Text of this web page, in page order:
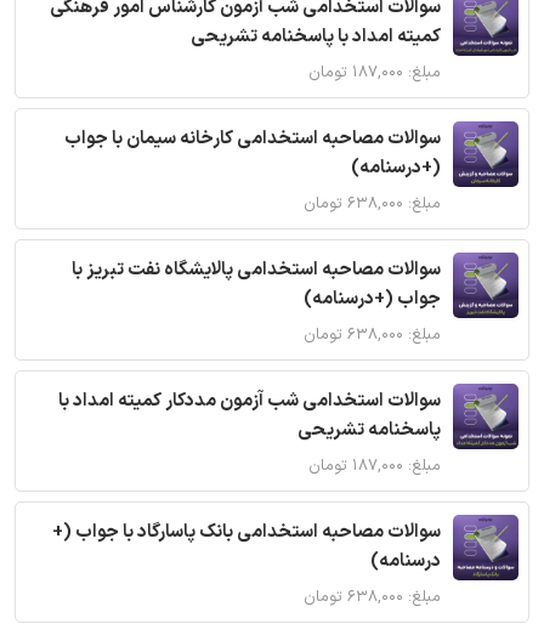
سوالات استخدامی شب آزمون کارشناس امور فرهنگی
کمیته امداد با پاسخنامه تشریحی
مبلغ: ۱۸۷,۰۰۰ تومان
سوالات مصاحبه استخدامی کارخانه سیمان با جواب
(+درسنامه)
مبلغ: ۶۳۸,۰۰۰ تومان
سوالات مصاحبه استخدامی پالایشگاه نفت تبریز با
جواب (+درسنامه)
مبلغ: ۶۳۸,۰۰۰ تومان
سوالات استخدامی شب آزمون مددکار کمیته امداد با
پاسخنامه تشریحی
مبلغ: ۱۸۷,۰۰۰ تومان
سوالات مصاحبه استخدامی بانک پاسارگاد با جواب (+
درسنامه)
مبلغ: ۶۳۸,۰۰۰ تومان